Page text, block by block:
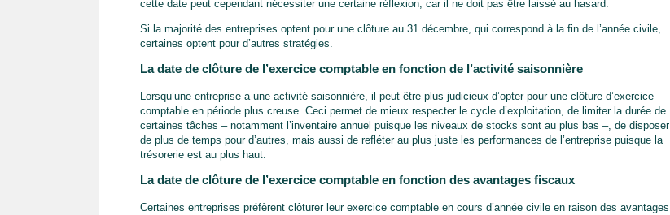
cette date peut cependant nécessiter une certaine réflexion, car il ne doit pas être laissé au hasard.
Si la majorité des entreprises optent pour une clôture au 31 décembre, qui correspond à la fin de l’année civile,
certaines optent pour d’autres stratégies.
La date de clôture de l’exercice comptable en fonction de l’activité saisonnière
Lorsqu’une entreprise a une activité saisonnière, il peut être plus judicieux d’opter pour une clôture d’exercice
comptable en période plus creuse. Ceci permet de mieux respecter le cycle d’exploitation, de limiter la durée de
certaines tâches – notamment l’inventaire annuel puisque les niveaux de stocks sont au plus bas –, de disposer
de plus de temps pour d’autres, mais aussi de refléter au plus juste les performances de l’entreprise puisque la
trésorerie est au plus haut.
La date de clôture de l’exercice comptable en fonction des avantages fiscaux
Certaines entreprises préfèrent clôturer leur exercice comptable en cours d’année civile en raison des avantages